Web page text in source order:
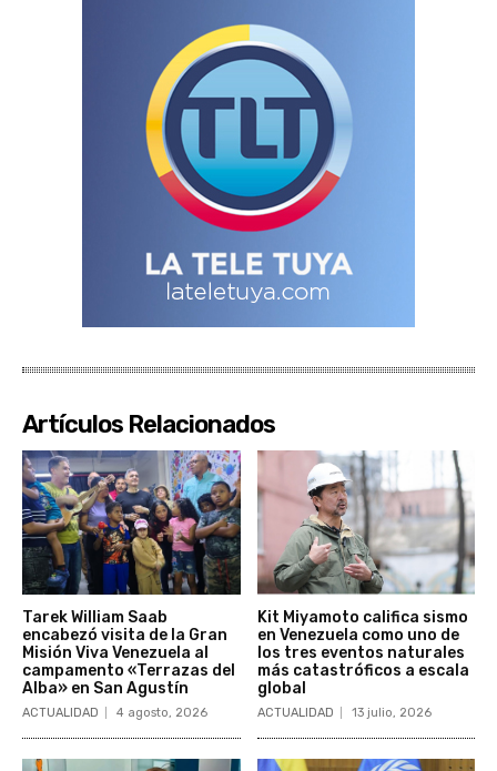
Artículos Relacionados
Tarek William Saab
encabezó visita de la Gran
Misión Viva Venezuela al
campamento «Terrazas del
Alba» en San Agustín
ACTUALIDAD 4 agosto, 2026
Kit Miyamoto califica sismo
en Venezuela como uno de
los tres eventos naturales
más catastróficos a escala
global
ACTUALIDAD 13 julio, 2026